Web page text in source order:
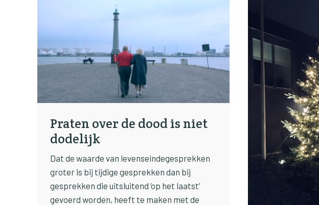
Praten over de dood is niet
dodelijk
Dat de waarde van levenseindegesprekken
groter is bij tijdige gesprekken dan bij
gesprekken die uitsluitend ‘op het laatst’
gevoerd worden, heeft te maken met de